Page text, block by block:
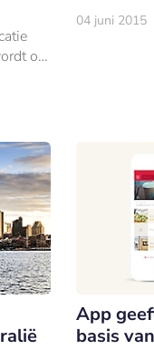
om
04 juni 2015
App
basis